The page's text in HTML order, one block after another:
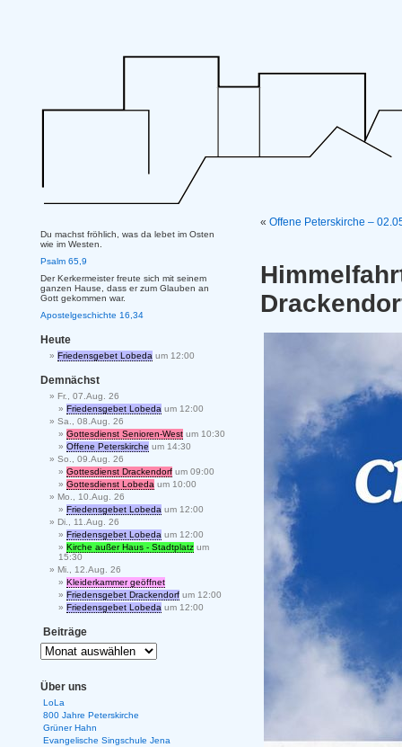
« Offene Peterskirche –
Du machst fröhlich, was da lebet im Osten
wie im Westen.
Psalm 65,9
Der Kerkermeister freute sich mit seinem
ganzen Hause, dass er zum Glauben an
Gott gekommen war.
Apostelgeschichte 16,34
Heute
Friedensgebet Lobeda um 12:00
Demnächst
Fr., 07.Aug. 26
Friedensgebet Lobeda um 12:00
Sa., 08.Aug. 26
Gottesdienst Senioren-West um 10:30
Offene Peterskirche um 14:30
So., 09.Aug. 26
Gottesdienst Drackendorf um 09:00
Gottesdienst Lobeda um 10:00
Mo., 10.Aug. 26
Friedensgebet Lobeda um 12:00
Di., 11.Aug. 26
Friedensgebet Lobeda um 12:00
Kirche außer Haus - Stadtplatz um
15:30
Mi., 12.Aug. 26
Kleiderkammer geöffnet
Friedensgebet Drackendorf um 12:00
Friedensgebet Lobeda um 12:00
Beiträge
Über uns
LoLa
800 Jahre Peterskirche
Grüner Hahn
Evangelische Singschule Jena